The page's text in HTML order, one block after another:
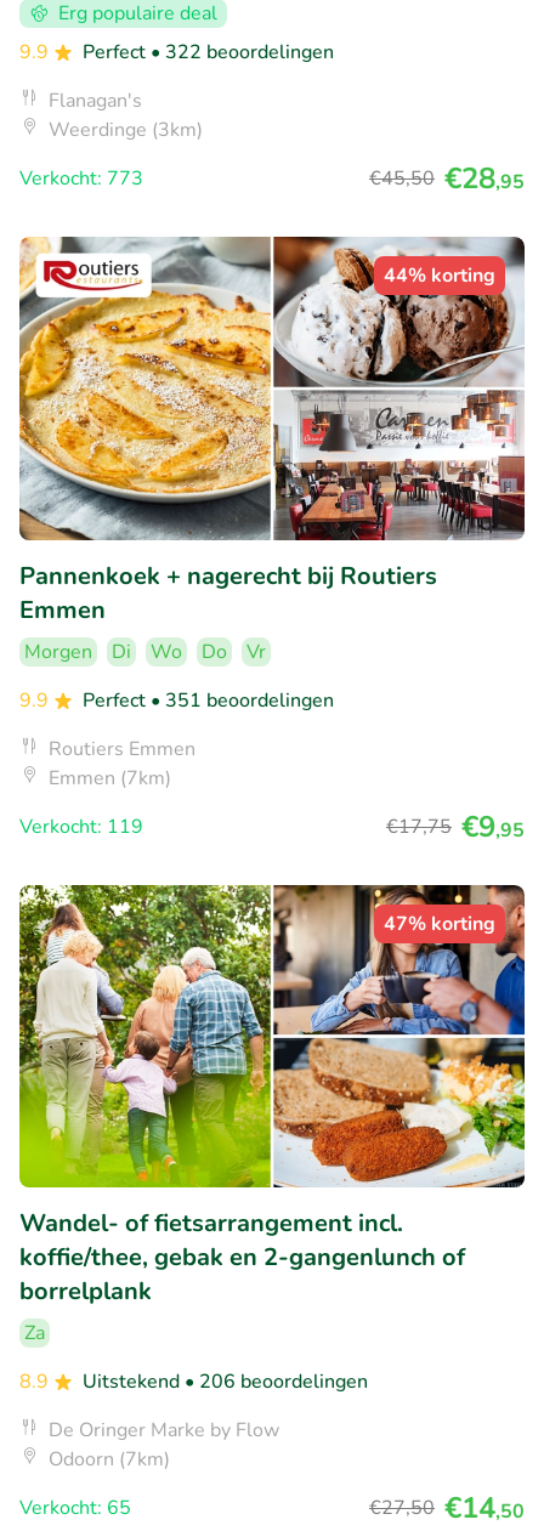
Erg populaire deal
9.9
Perfect • 322 beoordelingen
Flanagan's
Weerdinge (3km)
Verkocht: 773
€45,50 €28,95
44% korting
Pannenkoek + nagerecht bij Routiers
Emmen
Morgen Di Wo Do
Vr
9.9
Perfect • 351 beoordelingen
Routiers Emmen
Emmen (7km)
Verkocht: 119
€17,75 €9,95
47% korting
Wandel- of fietsarrangement incl.
koffie/thee, gebak en 2-gangenlunch of
borrelplank
Za
8.9
Uitstekend • 206 beoordelingen
De Oringer Marke by Flow
Odoorn (7km)
Verkocht: 65
€27,50 €14,50